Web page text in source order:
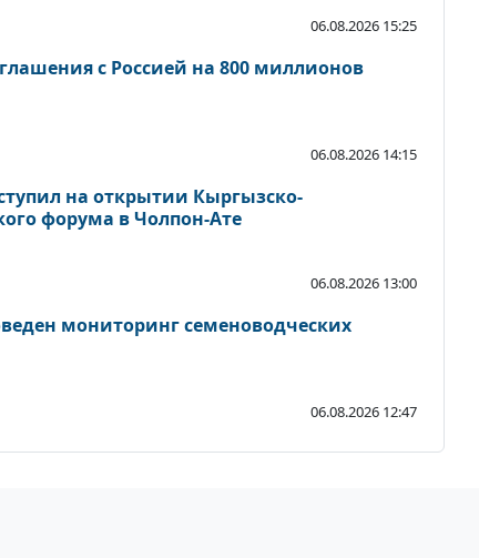
06.08.2026 15:25
с Россией на 800 миллионов
06.08.2026 14:15
на открытии Кыргызско-
форума в Чолпон-Ате
06.08.2026 13:00
мониторинг семеноводческих
06.08.2026 12:47